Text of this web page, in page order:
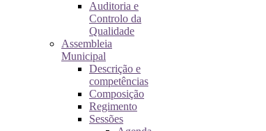
Auditoria e
Controlo da
Qualidade
Assembleia
Municipal
Descrição e
competências
Composição
Regimento
Sessões